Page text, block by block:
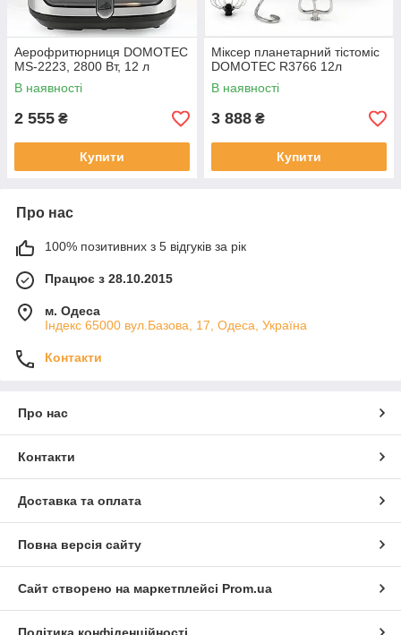
Аерофритюрниця DOMOTEC
MS-2223, 2800 Вт, 12 л
В наявності
2 555 ₴
Купити
Міксер планетарний тістоміс
DOMOTEC R3766 12л
В наявності
3 888 ₴
Купити
Про нас
100% позитивних з 5 відгуків за рік
Працює з 28.10.2015
м. Одеса
Індекс 65000 вул.Базова, 17, Одеса, Україна
Контакти
Про нас
Контакти
Доставка та оплата
Повна версія сайту
Сайт створено на маркетплейсі Prom.ua